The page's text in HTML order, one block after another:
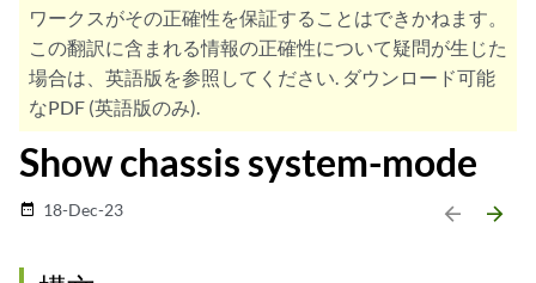
ワークスがその正確性を保証することはできかねます。
この翻訳に含まれる情報の正確性について疑問が生じた
場合は、英語版を参照してください. ダウンロード可能
なPDF (英語版のみ).
Show chassis system-mode
date_range 18-Dec-23 arrow_backward arrow_forward